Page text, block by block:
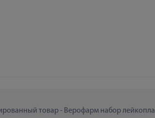
товар - Верофарм набор